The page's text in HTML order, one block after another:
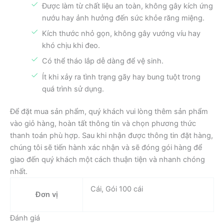
Được làm từ chất liệu an toàn, không gây kích ứng
nướu hay ảnh hưởng đến sức khỏe răng miệng.
Kích thước nhỏ gọn, không gây vướng víu hay
khó chịu khi đeo.
Có thể tháo lắp dễ dàng để vệ sinh.
Ít khi xảy ra tình trạng gãy hay bung tuột trong
quá trình sử dụng.
Để đặt mua sản phẩm, quý khách vui lòng thêm sản phẩm
vào giỏ hàng, hoàn tất thông tin và chọn phương thức
thanh toán phù hợp. Sau khi nhận được thông tin đặt hàng,
chúng tôi sẽ tiến hành xác nhận và sẽ đóng gói hàng để
giao đến quý khách một cách thuận tiện và nhanh chóng
nhất.
Đơn vị
Cái, Gói 100 cái
Đánh giá